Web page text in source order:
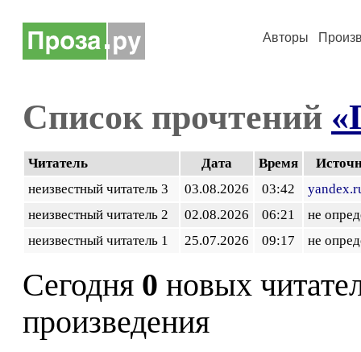
Авторы
Список прочтений
Читатель Дата Время
неизвестный читатель 3
03.08.2026 03:42
неизвестный читатель 2
02.08.2026 06:21
не
неизвестный читатель 1
25.07.2026 09:17 не
Сегодня 0 новых
произведения